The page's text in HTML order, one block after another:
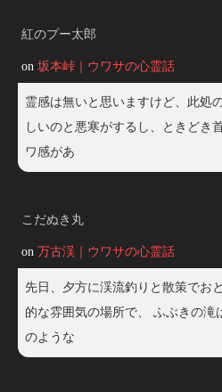
紅のプー太郎
on 坂本峠｜ウワサの心霊話
霊感は無いと思いますけど、此処
しいのと悪寒がするし、ときどき
ワ感があ
こだぬき丸
on 万古渓｜ウワサの心霊話
先日、夕方に渓流釣りと散策でお
的な雰囲気の場所で、 ふぶきの滝
のような